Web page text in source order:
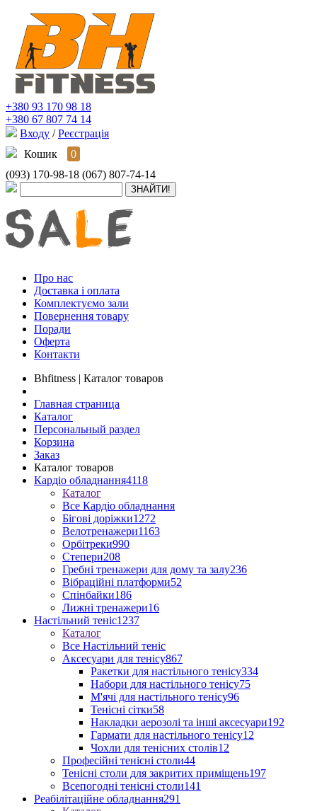
+380 93 170 98 18
+380 67 807 74 14
Входу / Реєстрація
Кошик
0
(093) 170-98-18 (067) 807-74-14
Про нас
Доставка і оплата
Комплектуємо зали
Повернення товару
Поради
Оферта
Контакти
Bhfitness | Каталог товаров
Главная страница
Каталог
Персональный раздел
Корзина
Заказ
Каталог товаров
Кардіо обладнання4118
Каталог
Все Кардіо обладнання
Бігові доріжки1272
Велотренажери1163
Орбітреки990
Степери208
Гребні тренажери для дому та залу236
Вібраційні платформи52
Спінбайки186
Лижні тренажери16
Настільний теніс1237
Каталог
Все Настільний теніс
Аксесуари для тенісу867
Ракетки для настільного тенісу334
Набори для настільного тенісу75
М'ячі для настільного тенісу96
Тенісні сітки58
Накладки аерозолі та інші аксесуари192
Гармати для настільного тенісу12
Чохли для тенісних столів12
Професійні тенісні столи44
Тенісні столи для закритих приміщень197
Всепогодні тенісні столи141
Реабілітаційне обладнання291